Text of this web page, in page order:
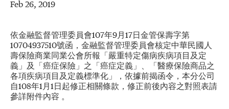
Feb 26, 2019
依金融監督管理委員會107年9月17日金管保壽字第
10704937510號函，金融監督管理委員會核定中華民國人
壽保險商業同業公會所報「嚴重特定傷病疾病項目及定
義」及「癌症保險」之「癌症定義」、「醫療保險商品之
各項疾病項目及定義標準化」，依據前揭函令，本分公司
自108年1月1日起修正相關條款，修正前後內容之對照表請
參詳附件內容 。